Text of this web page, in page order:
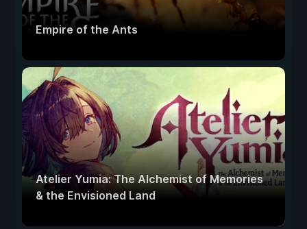
Empire of the Ants
Atelier Yumia: The Alchemist of Memories
& the Envisioned Land